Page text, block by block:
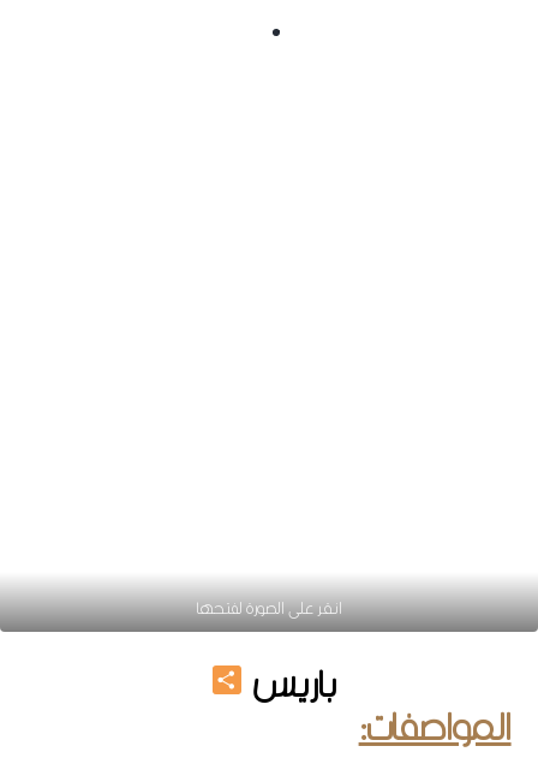
انقر على الصورة لفتحها
باريس Share
المواصفات: